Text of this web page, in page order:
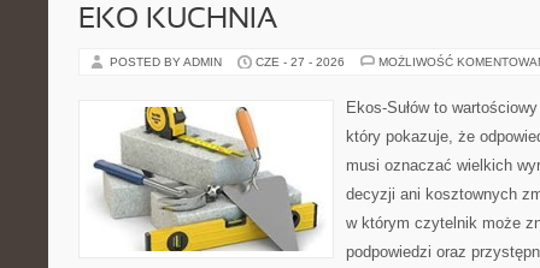
EKO KUCHNIA
POSTED BY ADMIN CZE - 27 - 2026 MOŻLIWOŚĆ
Ekos-Sułów to
który pokazuje, że
musi oznaczać wielkich
decyzji ani kosztownych
w którym czytelnik może
podpowiedzi oraz